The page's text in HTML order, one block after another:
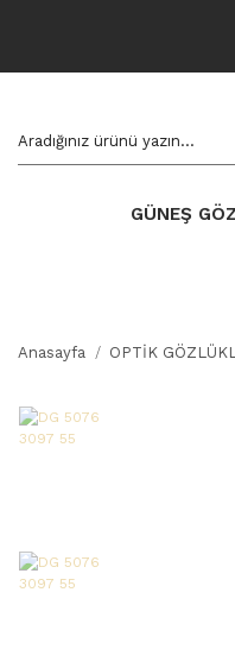
GÜNEŞ
Anasayfa OPTİK